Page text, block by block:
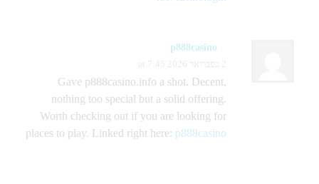
p888casino
2 בפברואר 2026 at 7:45
Gave p888casino.info a shot. Decent,
nothing too special but a solid offering.
Worth checking out if you are looking for
places to play. Linked right here: p888casino